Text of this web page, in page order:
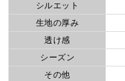
シルエット
生地の厚み
透け感
シーズン
その他